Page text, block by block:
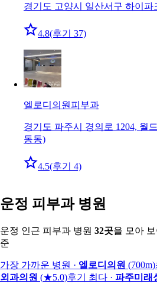
경기도 고양시 일산서구 하이파
4.8(후기 37)
엘로디의원 피부과
경기도 파주시 경의로 1204, 월
동동)
4.5(후기 4)
운정 피부과 병원
운정 인근 피부과 병원 32곳을 모아
준
가장 가까운 병원 · 엘로디의원 (700m)
외과의원 (★5.0)후기 최다 · 파주미래